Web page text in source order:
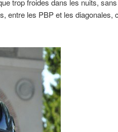
trop froides dans les nuits,
entre les PBP et les diagonales,